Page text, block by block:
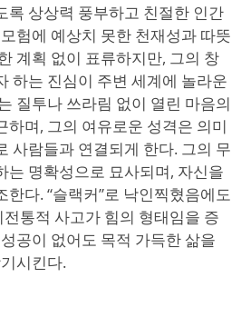
록 상상력 풍부하고 친절한 인간
험에 예상치 못한 천재성과 따뜻
계획 없이 표류하지만, 그의 창
하는 진심이 주변 세계에 놀라운
질투나 쓰라림 없이 열린 마음의
하며, 그의 여유로운 성격은 의미
사람들과 연결되게 한다. 그의 무
는 명확성으로 묘사되며, 자신을
한다. “슬랙커”로 낙인찍혔음에도
통적 사고가 힘의 형태임을 증
공이 없어도 목적 가득한 삶을
시킨다.